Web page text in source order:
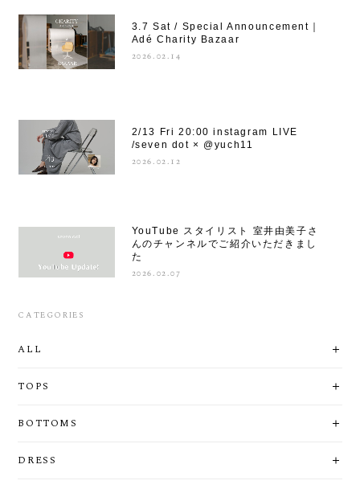
3.7 Sat / Special Announcement｜
Adé Charity Bazaar
2026.02.14
2/13 Fri 20:00 instagram LIVE
/seven dot × @yuch11
2026.02.12
YouTube スタイリスト 室井由美子さ
んのチャンネルでご紹介いただきまし
た
2026.02.07
CATEGORIES
ALL
TOPS
BOTTOMS
DRESS